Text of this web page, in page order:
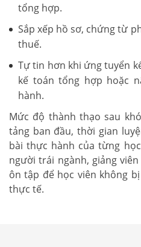
tổng hợp.
Sắp xếp hồ sơ, chứng từ
thuế.
Tự tin hơn khi ứng tuyển
kế toán tổng hợp hoặc
hành.
Mức độ thành thạo sau
tảng ban đầu, thời gian
bài thực hành của từng
người trái ngành, giảng
ôn tập để học viên không
thực tế.